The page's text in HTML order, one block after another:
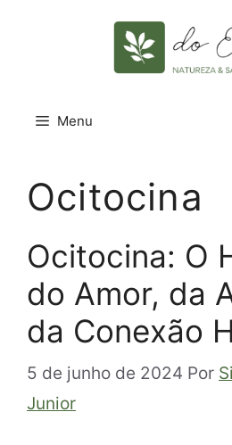
Menu
Ocitocina
Ocitocina: O
do Amor, da
da Conexão
5 de junho de 2024 Por
Junior